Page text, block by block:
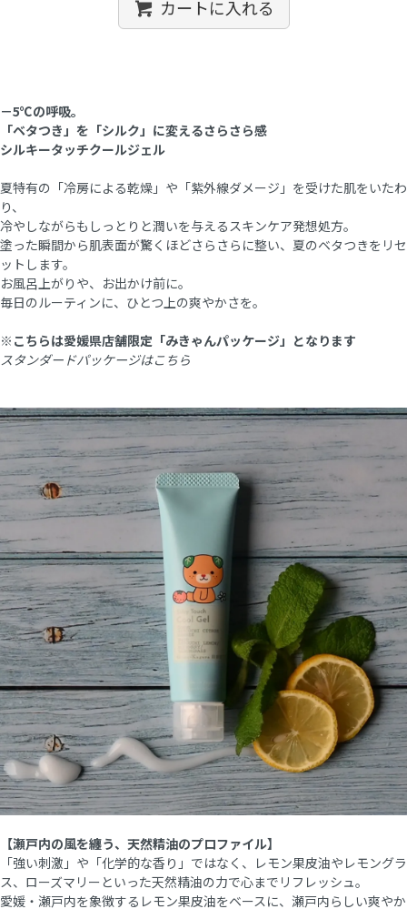
カートに入れる
－5℃の呼吸。
「ベタつき」を「シルク」に変えるさらさら感
シルキータッチクールジェル
夏特有の「冷房による乾燥」や「紫外線ダメージ」を受けた肌をいたわ
り、
冷やしながらもしっとりと潤いを与えるスキンケア発想処方。
塗った瞬間から肌表面が驚くほどさらさらに整い、夏のベタつきをリセ
ットします。
お風呂上がりや、お出かけ前に。
毎日のルーティンに、ひとつ上の爽やかさを。
※こちらは愛媛県店舗限定「みきゃんパッケージ」となります
スタンダードパッケージはこちら
【瀬戸内の風を纏う、天然精油のプロファイル】
「強い刺激」や「化学的な香り」ではなく、レモン果皮油やレモングラ
ス、ローズマリーといった天然精油の力で心までリフレッシュ。
愛媛・瀬戸内を象徴するレモン果皮油をベースに、瀬戸内らしい爽やか